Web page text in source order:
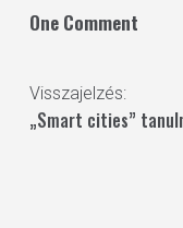
One Comment
Visszajelzés:
„Smart cities”